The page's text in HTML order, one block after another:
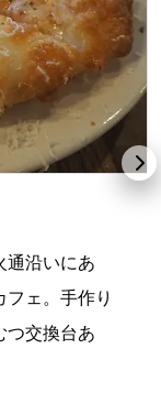
通沿いにあ
ェ。手作り
つ交換台あ